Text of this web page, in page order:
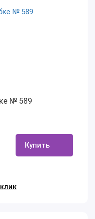
№ 589
Купить